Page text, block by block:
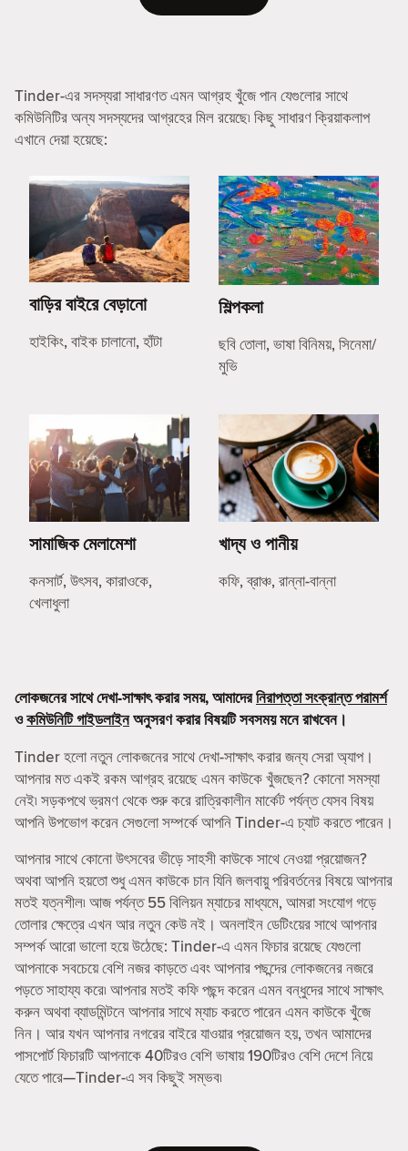
Tinder-এর সদস্যরা সাধারণত এমন আগ্রহ খুঁজে পান যেগুলোর সাথে
কমিউনিটির অন্য সদস্যদের আগ্রহের মিল রয়েছে৷ কিছু সাধারণ ক্রিয়াকলাপ
এখানে দেয়া হয়েছে:
বাড়ির বাইরে বেড়ানো
হাইকিং, বাইক চালানো, হাঁটা
শিল্পকলা
ছবি তোলা, ভাষা বিনিময়, সিনেমা/
মুভি
সামাজিক মেলামেশা
কনসার্ট, উৎসব, কারাওকে,
খেলাধুলা
খাদ্য ও পানীয়
কফি, ব্রাঞ্চ, রান্না-বান্না
লোকজনের সাথে দেখা-সাক্ষাৎ করার সময়, আমাদেরনিরাপত্তা সংক্রান্ত পরামর্শ
ওকমিউনিটি গাইডলাইনঅনুসরণ করার বিষয়টি সবসময় মনে রাখবেন।
Tinder হলো নতুন লোকজনের সাথে দেখা-সাক্ষাৎ করার জন্য সেরা অ্যাপ।
আপনার মত একই রকম আগ্রহ রয়েছে এমন কাউকে খুঁজছেন? কোনো সমস্যা
নেই৷ সড়কপথে ভ্রমণ থেকে শুরু করে রাত্রিকালীন মার্কেট পর্যন্ত যেসব বিষয়
আপনি উপভোগ করেন সেগুলো সম্পর্কে আপনি Tinder-এ চ্যাট করতে পারেন।
আপনার সাথে কোনো উৎসবের ভীড়ে সাহসী কাউকে সাথে নেওয়া প্রয়োজন?
অথবা আপনি হয়তো শুধু এমন কাউকে চান যিনি জলবায়ু পরিবর্তনের বিষয়ে আপনার
মতই যত্নশীল৷ আজ পর্যন্ত 55 বিলিয়ন ম্যাচের মাধ্যমে, আমরা সংযোগ গড়ে
তোলার ক্ষেত্রে এখন আর নতুন কেউ নই। অনলাইন ডেটিংয়ের সাথে আপনার
সম্পর্ক আরো ভালো হয়ে উঠেছে: Tinder-এ এমন ফিচার রয়েছে যেগুলো
আপনাকে সবচেয়ে বেশি নজর কাড়তে এবং আপনার পছন্দের লোকজনের নজরে
পড়তে সাহায্য করে৷ আপনার মতই কফি পছন্দ করেন এমন বন্ধুদের সাথে সাক্ষাৎ
করুন অথবা ব্যাডমিন্টনে আপনার সাথে ম্যাচ করতে পারেন এমন কাউকে খুঁজে
নিন। আর যখন আপনার নগরের বাইরে যাওয়ার প্রয়োজন হয়, তখন আমাদের
পাসপোর্ট ফিচারটি আপনাকে 40টিরও বেশি ভাষায় 190টিরও বেশি দেশে নিয়ে
যেতে পারে—Tinder-এ সব কিছুই সম্ভব৷